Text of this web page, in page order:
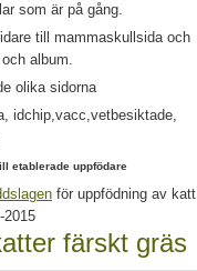
som är på gång.
till mammaskullsida och
album.
olika sidorna
idchip,vacc,vetbesiktade,
etablerade uppfödare
för uppfödning av katt
2015
färskt gräs